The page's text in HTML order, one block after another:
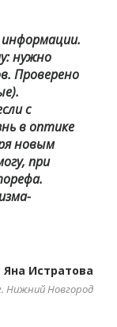
информации.
нужно
Проверено
с
в оптике
новым
при
Яна Истратова
Нижний Новгород